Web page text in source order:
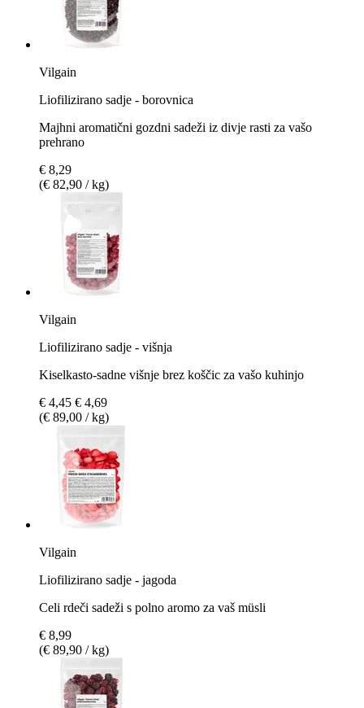
Vilgain
Liofilizirano sadje - borovnica
Majhni aromatični gozdni sadeži iz divje rasti za vašo
prehrano
€ 8,29
(€ 82,90 / kg)
Vilgain
Liofilizirano sadje - višnja
Kiselkasto-sadne višnje brez koščic za vašo kuhinjo
€ 4,45 € 4,69
(€ 89,00 / kg)
Vilgain
Liofilizirano sadje - jagoda
Celi rdeči sadeži s polno aromo za vaš müsli
€ 8,99
(€ 89,90 / kg)